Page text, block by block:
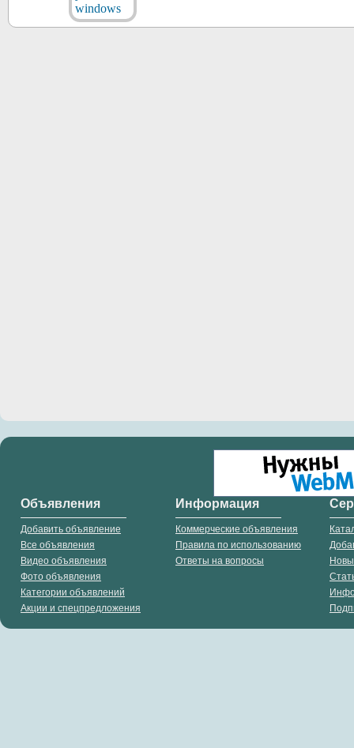
Объявления
Добавить объявление
Все объявления
Видео объявления
Фото объявления
Категории объявлений
Акции и спецпредложения
Информация
Коммерческие объявления
Правила по использованию
Ответы на вопросы